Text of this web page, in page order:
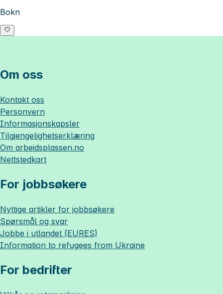
Bokn
Om oss
Kontakt oss
Personvern
Informasjonskapsler
Tilgjengelighetserklæring
Om arbeidsplassen.no
Nettstedkart
For jobbsøkere
Nyttige artikler for jobbsøkere
Spørsmål og svar
Jobbe i utlandet (EURES)
Information to refugees from Ukraine
For bedrifter